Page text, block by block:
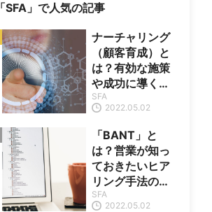
「SFA」で人気の記事
ナーチャリング
（顧客育成）と
は？有効な施策
や成功に導くポ
イントを紹介
2022.05.02
SFA
「BANT」と
は？営業が知っ
ておきたいヒア
リング手法の基
本
2022.05.02
SFA